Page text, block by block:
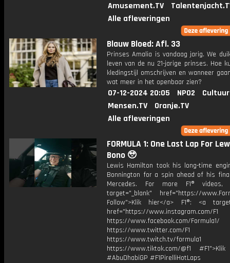
Amusement.TV
Alle afleveringen
Blauw Bloed: Afl. 33
Prinses Amalia is vandaag jarig. We
leven van de nu 21-jarige prinses. Hoe
kledingstijl omschrijven en wanneer
wat meer in het openbaar zien?
07-12-2024 20:05 NPO2
Mensen.TV
Oranje.TV
Alle afleveringen
FORMULA 1: One Last Lap For
Bono 🥹
Lewis Hamilton took his long-time
Bonnington for a spin ahead of his
Mercedes. For more F1®
target="_blank" href="https://
Follow">Klik hier</a> F1®: <a
href="https://www.instagram.com/F1
https://www.facebook.com/Formula1/
https://www.twitter.com/F1
https://www.twitch.tv/formula1
https://www.tiktok.com/@f1
#AbuDhabiGP #F1PirelliHotLaps